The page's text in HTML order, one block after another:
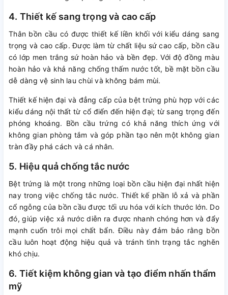
4. Thiết kế sang trọng và cao cấp
Thân bồn cầu có được thiết kế liền khối với kiểu dáng sang
trọng và cao cấp. Được làm từ chất liệu sứ cao cấp, bồn cầu
có lớp men trắng sứ hoàn hảo và bền đẹp. Với độ đồng màu
hoàn hảo và khả năng chống thấm nước tốt, bề mặt bồn cầu
dễ dàng vệ sinh lau chùi và không bám mùi.
Thiết kế hiện đại và đẳng cấp của bệt trứng phù hợp với các
kiểu dáng nội thất từ cổ điển đến hiện đại; từ sang trọng đến
phóng khoáng. Bồn cầu trứng có khả năng thích ứng với
không gian phòng tắm và góp phần tạo nên một không gian
tràn đầy phá cách và cá nhân.
5. Hiệu quả chống tắc nước
Bệt trứng là một trong những loại bồn cầu hiện đại nhất hiện
nay trong việc chống tắc nước. Thiết kế phần lỗ xả và phần
cổ ngỗng của bồn cầu được tối ưu hóa với kích thước lớn. Do
đó, giúp việc xả nước diễn ra được nhanh chóng hơn và đẩy
mạnh cuốn trôi mọi chất bẩn. Điều này đảm bảo rằng bồn
cầu luôn hoạt động hiệu quả và tránh tình trạng tắc nghẽn
khó chịu.
6. Tiết kiệm không gian và tạo điểm nhấn thẩm
mỹ